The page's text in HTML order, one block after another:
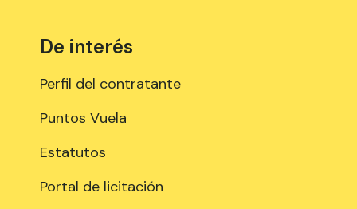
De interés
Perfil del contratante
Puntos Vuela
Estatutos
Portal de licitación